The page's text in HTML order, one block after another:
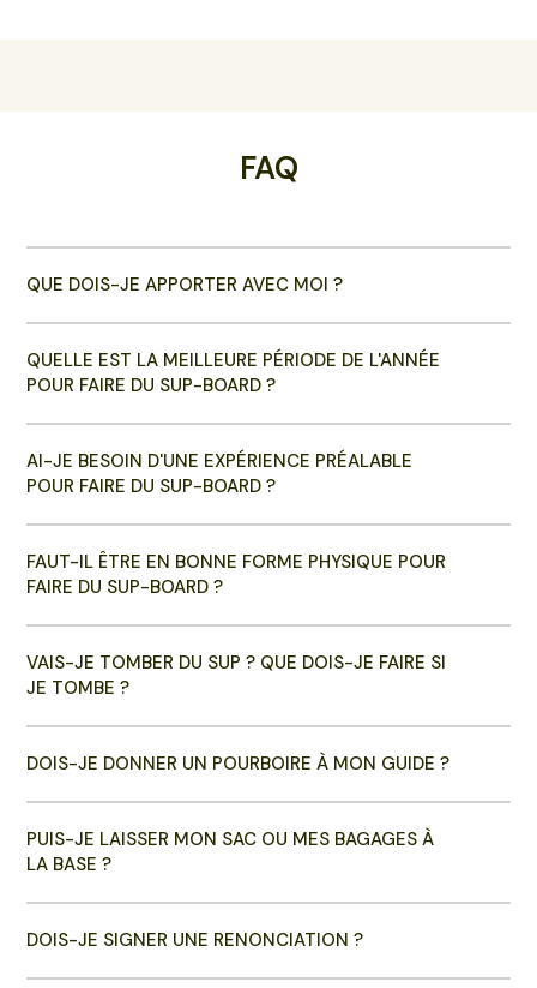
FAQ
QUE DOIS-JE APPORTER AVEC MOI ?
QUELLE EST LA MEILLEURE PÉRIODE DE L'ANNÉE
POUR FAIRE DU SUP-BOARD ?
AI-JE BESOIN D'UNE EXPÉRIENCE PRÉALABLE
POUR FAIRE DU SUP-BOARD ?
FAUT-IL ÊTRE EN BONNE FORME PHYSIQUE POUR
FAIRE DU SUP-BOARD ?
VAIS-JE TOMBER DU SUP ? QUE DOIS-JE FAIRE SI
JE TOMBE ?
DOIS-JE DONNER UN POURBOIRE À MON GUIDE ?
PUIS-JE LAISSER MON SAC OU MES BAGAGES À
LA BASE ?
DOIS-JE SIGNER UNE RENONCIATION ?